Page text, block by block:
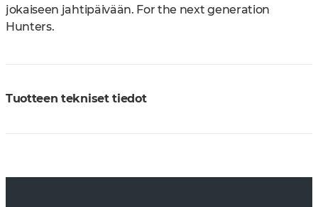
jokaiseen jahtipäivään. For the next generation
Hunters.
Tuotteen tekniset tiedot